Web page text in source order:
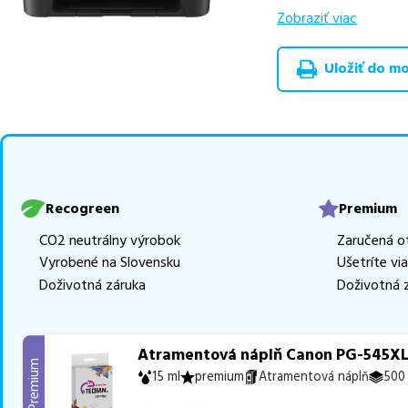
výhodnejšie
Celá táto
produktu nás
Vieme, že pri
8 z nich
Ak si pri výbere nie
najlepšie riešenie.
Zobraziť viac
Uložiť do
Recogreen
CO2 neutrálny výrobok
Vyrobené na Slovensku
Doživotná záruka
Premium
Zaručená
Ušetríte
Doživotná
Premium
Atramentová náplň Canon PG-
15 ml premium Atramentová náplň 500